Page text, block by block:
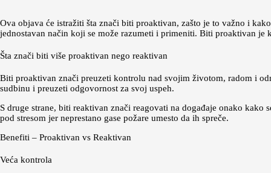
Ova objava će istražiti šta znači biti proaktivan, zašto je to važno i
jednostavan način koji se može razumeti i primeniti. Biti proaktivan
Šta znači biti više proaktivan nego reaktivan
Biti proaktivan znači preuzeti kontrolu nad svojim životom, radom i
sudbinu i preuzeti odgovornost za svoj uspeh.
S druge strane, biti reaktivan znači reagovati na događaje onako kako
pod stresom jer neprestano gase požare umesto da ih spreče.
Benefiti – Proaktivan vs Reaktivan
Veća kontrola